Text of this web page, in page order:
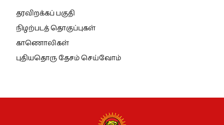
தரவிறக்கப் பகுதி
நிழற்படத் தொகுப்புகள்
காணொலிகள்
புதியதொரு தேசம் செய்வோம்